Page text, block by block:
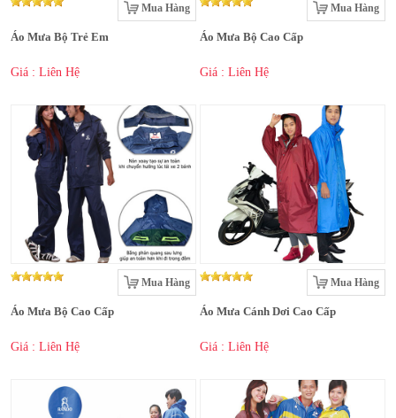
Mua Hàng
Áo Mưa Bộ Trẻ Em
Giá : Liên Hệ
Mua Hàng
Áo Mưa Bộ Cao Cấp
Giá : Liên Hệ
Mua Hàng
Áo Mưa Bộ Cao Cấp
Giá : Liên Hệ
Mua Hàng
Áo Mưa Cánh Dơi Cao Cấp
Giá : Liên Hệ